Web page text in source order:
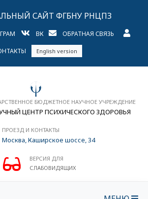
САЙТ ФГБНУ РНЦПЗ
ВК ОБРАТНАЯ СВЯЗЬ
English version
БЮДЖЕТНОЕ НАУЧНОЕ УЧРЕЖДЕНИЕ
ЦЕНТР ПСИХИЧЕСКОГО ЗДОРОВЬЯ
ПРОЕЗД И КОНТАКТЫ
Москва, Каширское шоссе, 34
ВЕРСИЯ ДЛЯ
СЛАБОВИДЯЩИХ